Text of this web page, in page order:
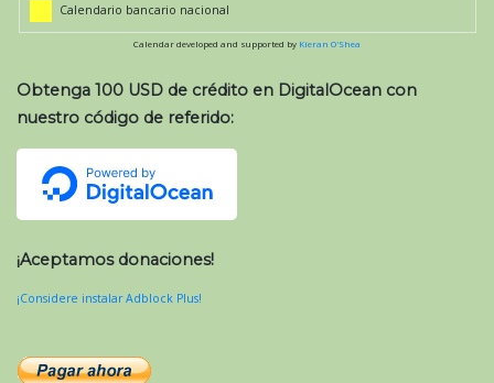
Calendario bancario nacional
Calendar developed and supported by Kieran O'Shea
Obtenga 100 USD de crédito en DigitalOcean con
nuestro código de referido:
¡Aceptamos donaciones!
¡Considere instalar Adblock Plus!